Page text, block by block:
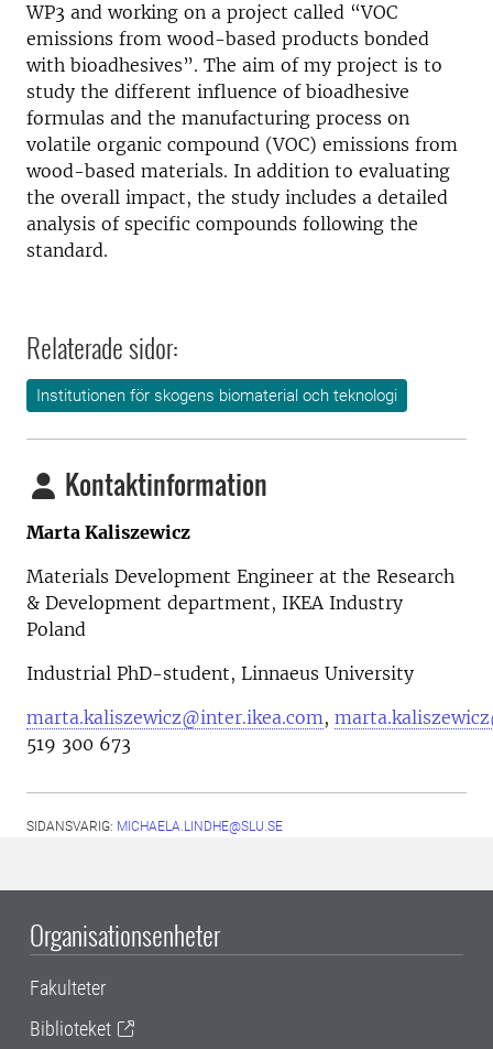
WP3 and working on a project called “VOC
emissions from wood-based products bonded
with bioadhesives”. The aim of my project is to
study the different influence of bioadhesive
formulas and the manufacturing process on
volatile organic compound (VOC) emissions from
wood-based materials. In addition to evaluating
the overall impact, the study includes a detailed
analysis of specific compounds following the
standard.
Relaterade sidor:
Institutionen för skogens biomaterial och teknologi
Kontaktinformation
Marta Kaliszewicz
Materials Development Engineer at the Research
& Development department, IKEA Industry
Poland
Industrial PhD-student, Linnaeus University
marta.kaliszewicz@inter.ikea.com,
519 300 673
SIDANSVARIG: MICHAELA.LINDHE@SLU.SE
Organisationsenheter
Fakulteter
Biblioteket